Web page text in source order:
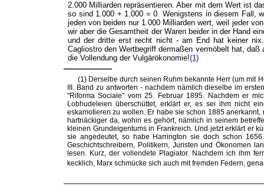
2.000 Milliarden repräsentieren. Aber mit dem Wert ist
so sind 1.000 + 1.000 = 0. Wenigstens in diesem Fall,
jeden von beiden nur 1.000 Milliarden wert, weil jeder
wir aber die Gesamtheit der Waren beider in der Hand
und der dritte erst recht nicht - am End hat keiner
Cagliostro den Wertbegriff dermaßen vermöbelt hat,
die Vollendung der Vulgärökonomie!(1)
(1) Derselbe durch seinen Ruhm bekannte Herr (um mit
III. Band zu antworten - nachdem nämlich dieselbe im
"Riforma Sociale" vom 25. Februar 1895. Nachdem er
Lobhudeleien überschüttet, erklärt er, es sei ihm nicht
eskamotieren zu wollen. Er habe sie schon 1885
hartnäckiger da, wohin es gehört, nämlich in seinem
kleinen Grundeigentums in Frankreich. Und jetzt erklärt er
sie angedeutet, so habe Harrington sie doch schon
Geschichtschreibern, Politikern, Juristen und Ökonomen
lesen. Kurz, der vollendete Plagiator. Nachdem ich ihm
kecklich, Marx schmücke sich auch mit fremden Federn,